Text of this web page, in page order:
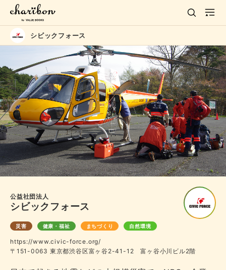
シビックフォース
公益社団法人
シビックフォース
災害 健康・福祉 まちづくり 自然環境
https://www.civic-force.org/
〒151-0063 東京都渋谷区富ヶ谷2-41-12 富ヶ谷小川ビル2階